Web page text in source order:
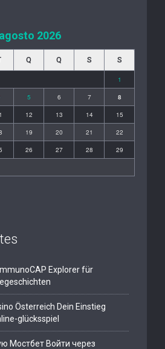
agosto 2026
Q Q S S
1
5 6 7 8
12 13 14 15
19 20 21 22
26 27 28 29
Explorer für
Österreich Dein Einstieg
glücksspiel
Мостбет Войти через